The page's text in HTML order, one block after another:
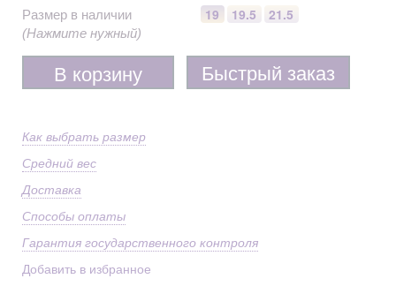
Размер в наличии
(Нажмите нужный)
19 19.5 21.5
В корзину Быстрый заказ
Как выбрать размер
Средний вес
Доставка
Способы оплаты
Гарантия государственного контроля
Добавить в избранное